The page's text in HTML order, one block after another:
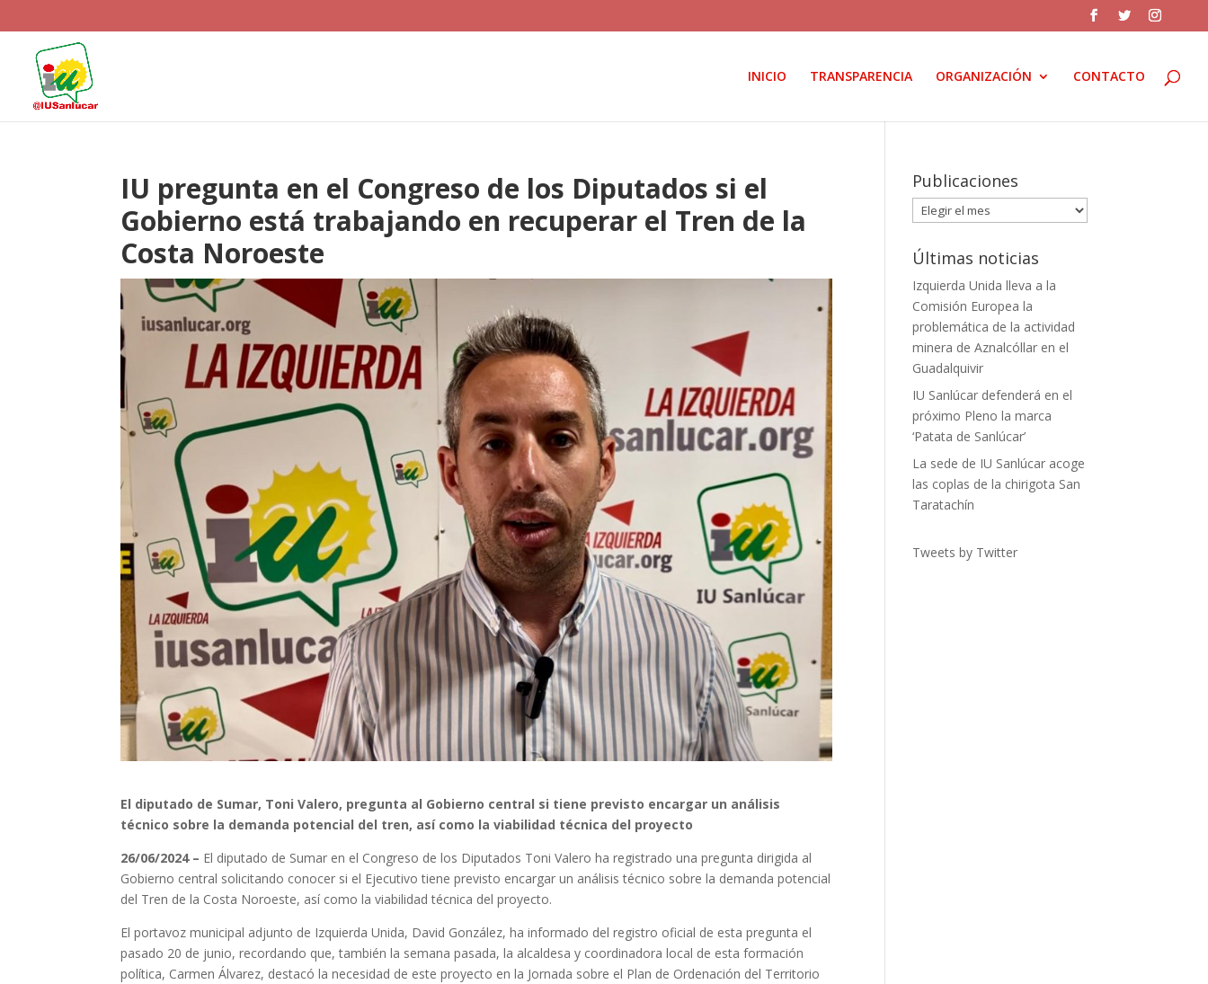
INICIO TRANSPARENCIA ORGANIZACIÓN CONTACTO
IU pregunta en el Congreso de los Diputados si el
Gobierno está trabajando en recuperar el Tren de la
Costa Noroeste
El diputado de Sumar, Toni Valero, pregunta al Gobierno central si tiene previsto encargar un análisis
técnico sobre la demanda potencial del tren, así como la viabilidad técnica del proyecto
26/06/2024 – El diputado de Sumar en el Congreso de los Diputados Toni Valero ha registrado una pregunta dirigida al
Gobierno central solicitando conocer si el Ejecutivo tiene previsto encargar un análisis técnico sobre la demanda potencial
del Tren de la Costa Noroeste, así como la viabilidad técnica del proyecto.
El portavoz municipal adjunto de Izquierda Unida, David González, ha informado del registro oficial de esta pregunta el
pasado 20 de junio, recordando que, también la semana pasada, la alcaldesa y coordinadora local de esta formación
política, Carmen Álvarez, destacó la necesidad de este proyecto en la Jornada sobre el Plan de Ordenación del Territorio
Publicaciones
Publicaciones
Últimas noticias
Izquierda Unida lleva a la
Comisión Europea la
problemática de la actividad
minera de Aznalcóllar en el
Guadalquivir
IU Sanlúcar defenderá en el
próximo Pleno la marca
‘Patata de Sanlúcar’
La sede de IU Sanlúcar acoge
las coplas de la chirigota San
Taratachín
Tweets by Twitter